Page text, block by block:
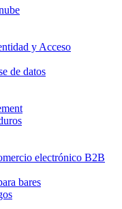
y Acceso
de datos
electrónico B2B
bares